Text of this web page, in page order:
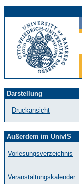
Darstellung
Druckansicht
Außerdem im UnivIS
Vorlesungsverzeichnis
Veranstaltungskalender